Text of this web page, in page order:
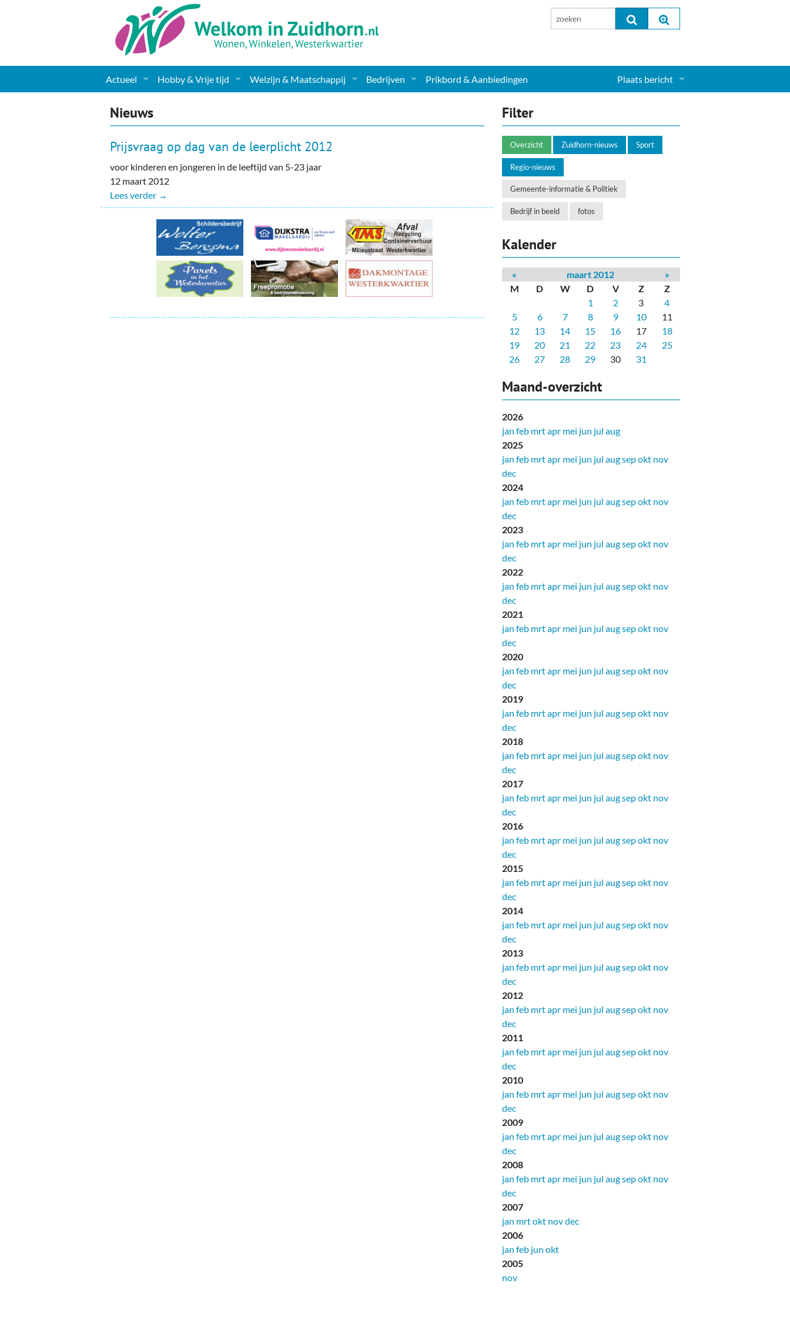
Actueel
Nieuws
Woningaanbod
Columns & Redactioneel
Foto-pagina
Hobby & Vrije tijd
Muziek
Toerisme & Musea
Podia & Dorpshuizen
Welzijn & Maatschappij
Levensbeschouwelijk
Onderwijs & jeugd
Ouderen
Politieke Partijen
Zuidhorners
Bedrijven
Horeca & Uitgaan
Vervoer, Auto's & Fietsen
Wonen & Interieur
Financiën, Makelaars & Hypotheken
Prikbord & Aanbiedingen Plaats bericht
Nieuws
Prijsvraag op dag van de leerplicht 2012
voor kinderen en jongeren in de leeftijd van 5-23 jaar
12 maart 2012
Lees verder →
Filter
Overzicht Zuidhorn-nieuws Sport
Regio-nieuws
Gemeente-informatie & Politiek
Bedrijf in beeld fotos
Kalender
« maart 2012
»
M
D W D V Z
Z
1
2 3
4
5
6 7 8 9 10
11
12
13 14 15 16 17
18
19
20 21 22 23 24
25
26
27 28 29 30 31
Maand-overzicht
2026
jan feb mrtapr mei jun jul aug
2025
jan feb mrtapr mei jun jul augsepokt nov
dec
2024
jan feb mrtapr mei jun jul augsepokt nov
dec
2023
jan feb mrtapr mei jun jul augsepokt nov
dec
2022
jan feb mrtapr mei jun jul augsepokt nov
dec
2021
jan feb mrtapr mei jun jul augsepokt nov
dec
2020
jan feb mrtapr mei jun jul augsepokt nov
dec
2019
jan feb mrtapr mei jun jul augsepokt nov
dec
2018
jan feb mrtapr mei jun jul augsepokt nov
dec
2017
jan feb mrtapr mei jun jul augsepokt nov
dec
2016
jan feb mrtapr mei jun jul augsepokt nov
dec
2015
jan feb mrtapr mei jun jul augsepokt nov
dec
2014
jan feb mrtapr mei jun jul augsepokt nov
dec
2013
jan feb mrtapr mei jun jul augsepokt nov
dec
2012
jan feb mrtapr mei jun jul augsepokt nov
dec
2011
jan feb mrtapr mei jun jul augsepokt nov
dec
2010
jan feb mrtapr mei jun jul augsepokt nov
dec
2009
jan feb mrtapr mei jun jul augsepokt nov
dec
2008
jan feb mrtapr mei jun jul augsepokt nov
dec
2007
jan mrtokt novdec
2006
jan feb jun okt
2005
nov